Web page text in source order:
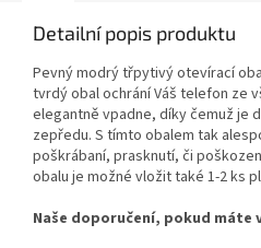
Detailní popis produktu
Pevný modrý třpytivý otevírací
tvrdý obal ochrání Váš telefon ze
elegantně vpadne, díky čemuž je
zepředu. S tímto obalem tak
poškrábaní, prasknutí, či
obalu je možné vložit také 1-2 ks
Naše doporučení, pokud máte